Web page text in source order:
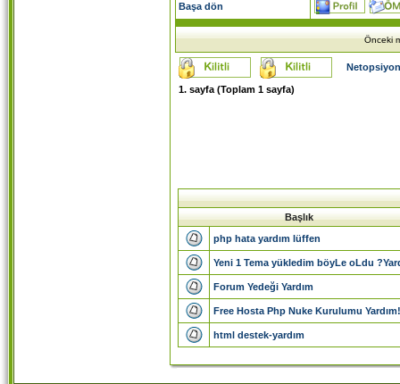
Başa dön
Önceki
1. sayfa (Toplam 1 sayfa)
Başlık
php hata yardım lüffen
Yeni 1 Tema yükledim böyLe oLdu
Forum Yedeği Yardım
Free Hosta Php Nuke Kurulumu Yardım!
html destek-yardım